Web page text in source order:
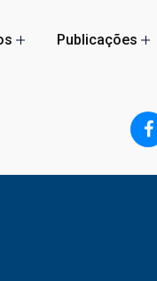
Localização
Publicações